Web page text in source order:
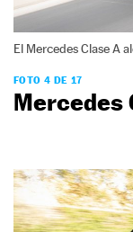
El Mercedes Clase A
FOTO 4 DE 17
Mercedes